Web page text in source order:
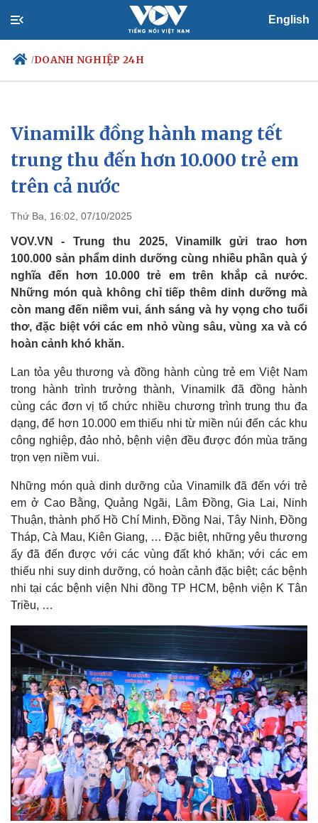
English
/DOANH NGHIỆP 24H
Chính trị
Tổ chức nhân sự
Quốc hội
Xã hội
Tin 24h
Dự báo thời tiết
Vinamilk đồng hành mang tết
trung thu đến hơn 10.000 trẻ em
trên cả nước
Thứ Ba, 16:02, 07/10/2025
VOV.VN - Trung thu 2025, Vinamilk gửi trao hơn
100.000 sản phẩm dinh dưỡng cùng nhiều phần quà ý
nghĩa đến hơn 10.000 trẻ em trên khắp cả nước.
Những món quà không chỉ tiếp thêm dinh dưỡng mà
còn mang đến niềm vui, ánh sáng và hy vọng cho tuổi
thơ, đặc biệt với các em nhỏ vùng sâu, vùng xa và có
hoàn cảnh khó khăn.
Lan tỏa yêu thương và đồng hành cùng trẻ em Việt Nam
trong hành trình trưởng thành, Vinamilk đã đồng hành
cùng các đơn vị tổ chức nhiều chương trình trung thu đa
dạng, để hơn 10.000 em thiếu nhi từ miền núi đến các khu
công nghiệp, đảo nhỏ, bệnh viện đều được đón mùa trăng
trọn vẹn niềm vui.
Những món quà dinh dưỡng của Vinamilk đã đến với trẻ
em ở Cao Bằng, Quảng Ngãi, Lâm Đồng, Gia Lai, Ninh
Thuận, thành phố Hồ Chí Minh, Đồng Nai, Tây Ninh, Đồng
Tháp, Cà Mau, Kiên Giang, … Đặc biệt, những yêu thương
ấy đã đến được với các vùng đất khó khăn; với các em
thiếu nhi suy dinh dưỡng, có hoàn cảnh đặc biệt; các bệnh
nhi tại các bệnh viện Nhi đồng TP HCM, bệnh viện K Tân
Triều, …